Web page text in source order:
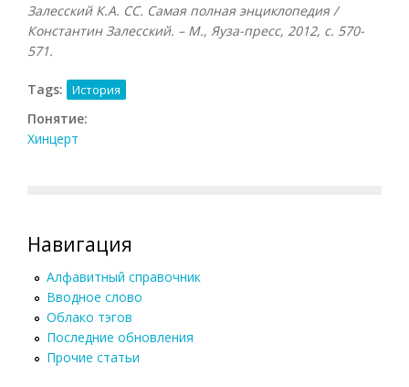
Залесский К.А. СС. Самая полная энциклопедия /
Константин Залесский. – М., Яуза-пресс, 2012, с. 570-
571.
Tags: История
Понятие:
Хинцерт
Навигация
Алфавитный справочник
Вводное слово
Облако тэгов
Последние обновления
Прочие статьи